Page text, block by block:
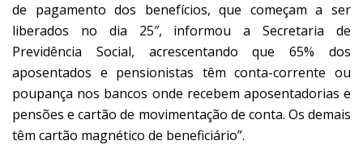
de pagamento dos benefícios, que começam a ser
liberados no dia 25″, informou a Secretaria de
Previdência Social, acrescentando que 65% dos
aposentados e pensionistas têm conta-corrente ou
poupança nos bancos onde recebem aposentadorias e
pensões e cartão de movimentação de conta. Os demais
têm cartão magnético de beneficiário”.